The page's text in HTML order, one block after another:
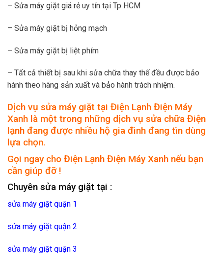
– Sửa máy giặt giá rẻ uy tín tại Tp HCM
– Sửa máy giặt bị hỏng mạch
– Sửa máy giặt bị liệt phím
– Tất cả thiết bị sau khi sửa chữa thay thế đều được bảo
hành theo hãng sản xuất và bảo hành trách nhiệm.
Dịch vụ sửa máy giặt tại Điện Lạnh Điện Máy
Xanh là một trong những dịch vụ sửa chữa Điện
lạnh đang được nhiều hộ gia đình đang tìn dùng
lựa chọn.
Gọi ngay cho Điện Lạnh Điện Máy Xanh nếu bạn
cần giúp đỡ !
Chuyên sửa máy giặt tại :
sửa máy giặt quận 1
sửa máy giặt quận 2
sửa máy giặt quận 3